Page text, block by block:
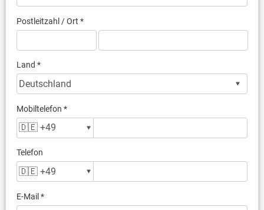
Postleitzahl / Ort *
Land *
Mobiltelefon *
Telefon
E-Mail *